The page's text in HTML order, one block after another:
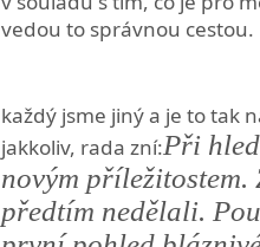
vedou to správnou cestou.
každý jsme jiný a je to tak
jakkoliv, rada zní:Při
novým příležitostem.
předtím nedělali.